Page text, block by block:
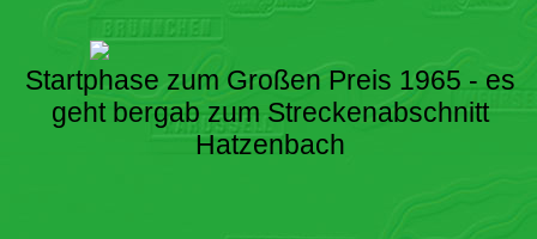
Startphase zum Großen Preis 1965 - es
geht bergab zum Streckenabschnitt
Hatzenbach